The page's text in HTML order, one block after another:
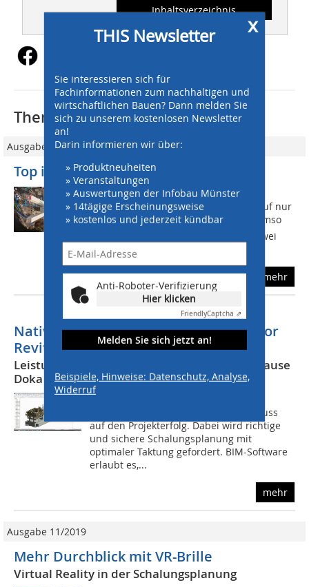
Inhaltsverzeichnis
x
THIS Newsletter
Sie interessieren sich für
Fachinformationen zum nachhaltigen und
wirtschaftlichen Bauen? Dann melden Sie
sich zu unserem kostenlosen Newsletter
an!
Darin informieren wir über:
» Produktneuheiten
» Veranstaltungen
» Auswertungen der Infobau Münster
» 14tägige Erscheinungsweise
» kostenlos und jederzeit kündbar
Anti-Roboter-Verifizierung
Hier klicken
FriendlyCaptcha ⇗
Melden Sie sich jetzt an!
Beispiele, Hinweise: Datenschutz, Analyse,
Widerruf
Thematisch passende Artikel:
Ausgabe 03/2025
Top in (V-)Form
Die neue Nisterbrücke nördlich von
Hachenburg (Rheinland-Pfalz) steht auf nur
einem Brückenpfeiler  der ist dafür umso
spektakulärer. Denn er besteht aus zwei
sich gegenüberliegenden,...
mehr
Native Schalungsplanung: DokaCAD for
Revit
Leistungsstarke Software für BIM aus dem Hause
Doka
Schalungssysteme wesentlichen Einfluss
auf den Projekterfolg. Dabei wird richtige
und sichere Schalungsplanung mit
optimaler Taktung gefordert. BIM-Software
erlaubt es,...
mehr
Ausgabe 11/2019
Mehr Durchblick mit VR-Brille
Virtual Reality in der Schalungsplanung